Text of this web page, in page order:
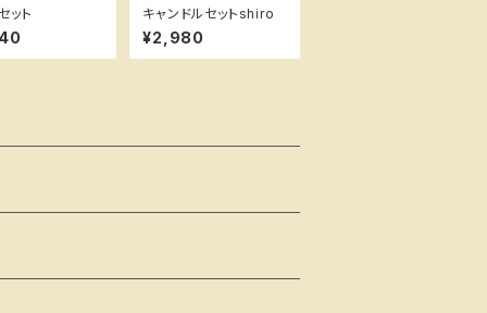
ット キャンドルセットshiro
¥2,980